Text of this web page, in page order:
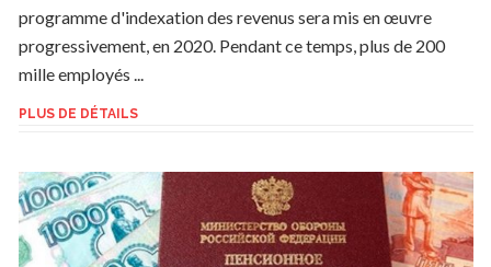
programme d'indexation des revenus sera mis en œuvre
progressivement, en 2020. Pendant ce temps, plus de 200
mille employés ...
PLUS DE DÉTAILS